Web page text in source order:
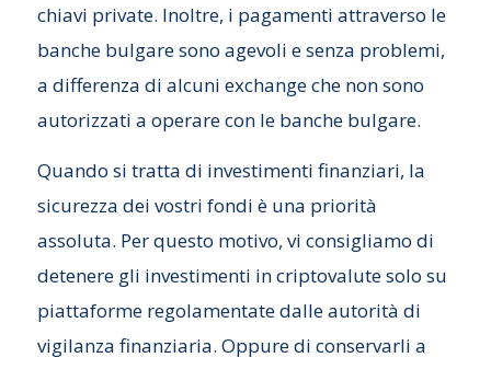
chiavi private. Inoltre, i pagamenti attraverso le
banche bulgare sono agevoli e senza problemi,
a differenza di alcuni exchange che non sono
autorizzati a operare con le banche bulgare.
Quando si tratta di investimenti finanziari, la
sicurezza dei vostri fondi è una priorità
assoluta. Per questo motivo, vi consigliamo di
detenere gli investimenti in criptovalute solo su
piattaforme regolamentate dalle autorità di
vigilanza finanziaria. Oppure di conservarli a